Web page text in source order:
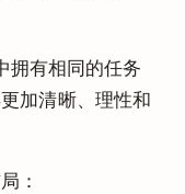
拥有相同的任务
加清晰、理性和
：